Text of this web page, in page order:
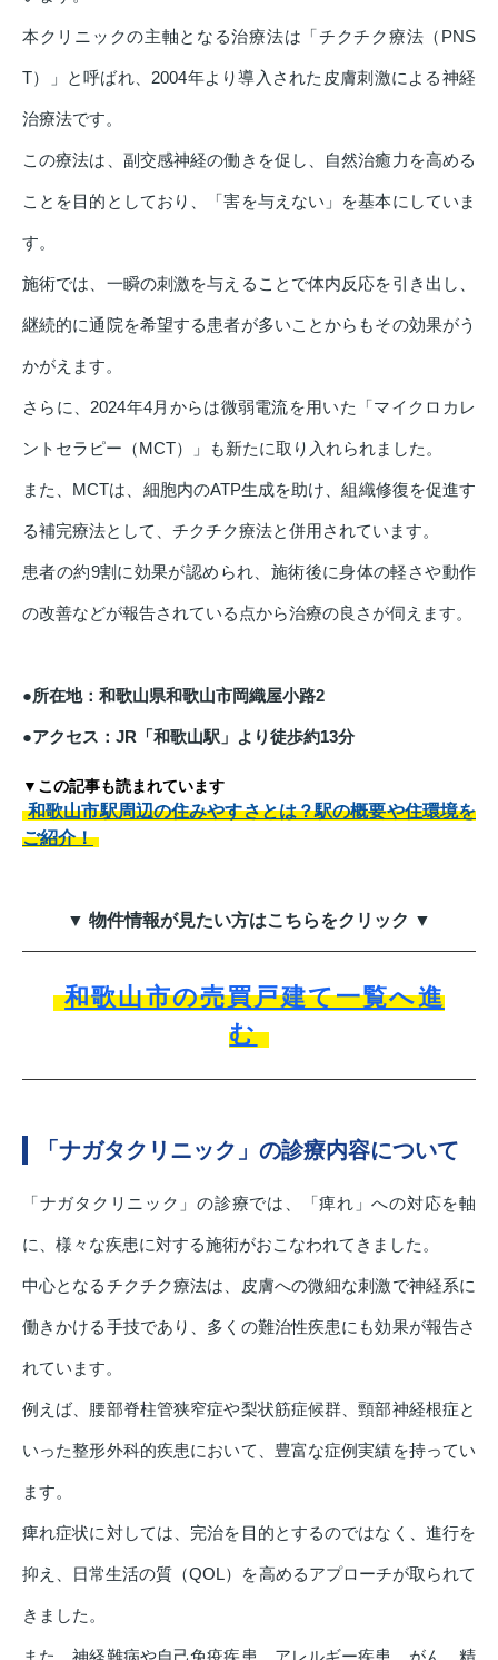
本クリニックの主軸となる治療法は「チクチク療法（PNS
T）」と呼ばれ、2004年より導入された皮膚刺激による神経
治療法です。
この療法は、副交感神経の働きを促し、自然治癒力を高める
ことを目的としており、「害を与えない」を基本にしていま
す。
施術では、一瞬の刺激を与えることで体内反応を引き出し、
継続的に通院を希望する患者が多いことからもその効果がう
かがえます。
さらに、2024年4月からは微弱電流を用いた「マイクロカレ
ントセラピー（MCT）」も新たに取り入れられました。
また、MCTは、細胞内のATP生成を助け、組織修復を促進す
る補完療法として、チクチク療法と併用されています。
患者の約9割に効果が認められ、施術後に身体の軽さや動作
の改善などが報告されている点から治療の良さが伺えます。
●所在地：和歌山県和歌山市岡織屋小路2
●アクセス：JR「和歌山駅」より徒歩約13分
▼この記事も読まれています
和歌山市駅周辺の住みやすさとは？駅の概要や住環境を
ご紹介！
▼ 物件情報が見たい方はこちらをクリック ▼
和歌山市の売買戸建て一覧へ進
む
「ナガタクリニック」の診療内容について
「ナガタクリニック」の診療では、「痺れ」への対応を軸
に、様々な疾患に対する施術がおこなわれてきました。
中心となるチクチク療法は、皮膚への微細な刺激で神経系に
働きかける手技であり、多くの難治性疾患にも効果が報告さ
れています。
例えば、腰部脊柱管狭窄症や梨状筋症候群、頸部神経根症と
いった整形外科的疾患において、豊富な症例実績を持ってい
ます。
痺れ症状に対しては、完治を目的とするのではなく、進行を
抑え、日常生活の質（QOL）を高めるアプローチが取られて
きました。
また、神経難病や自己免疫疾患、アレルギー疾患、がん、精